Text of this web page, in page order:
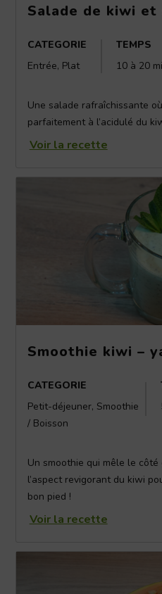
Salade de kiwi et
CATEGORIE
Entrée, Plat
TEMPS
10 à 20
Une salade rafraîchissante
parfaitement à l’acidulé du
Voir la recette
Smoothie kiwi –
CATEGORIE
Petit-déjeuner, Smoothie
/ Boisson
Un smoothie qui mêle le
l’aspect revigorant du kiwi
bon pied !
Voir la recette